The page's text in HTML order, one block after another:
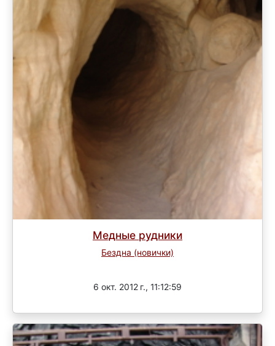
Медные рудники
Бездна (новички)
6 окт. 2012 г., 11:12:59